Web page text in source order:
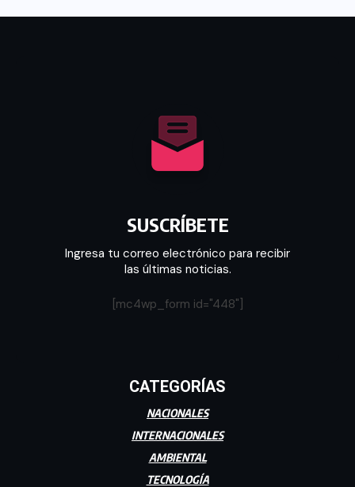
SUSCRÍBETE
Ingresa tu correo electrónico para recibir
las últimas noticias.
[mc4wp_form id="448"]
CATEGORÍAS
NACIONALES
INTERNACIONALES
AMBIENTAL
TECNOLOGÍA